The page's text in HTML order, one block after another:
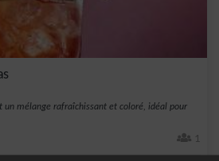
un mélange rafraîchissant et coloré, idéal pour
1